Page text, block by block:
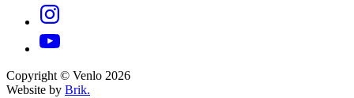
Copyright © Venlo 2026
Website by Brik.